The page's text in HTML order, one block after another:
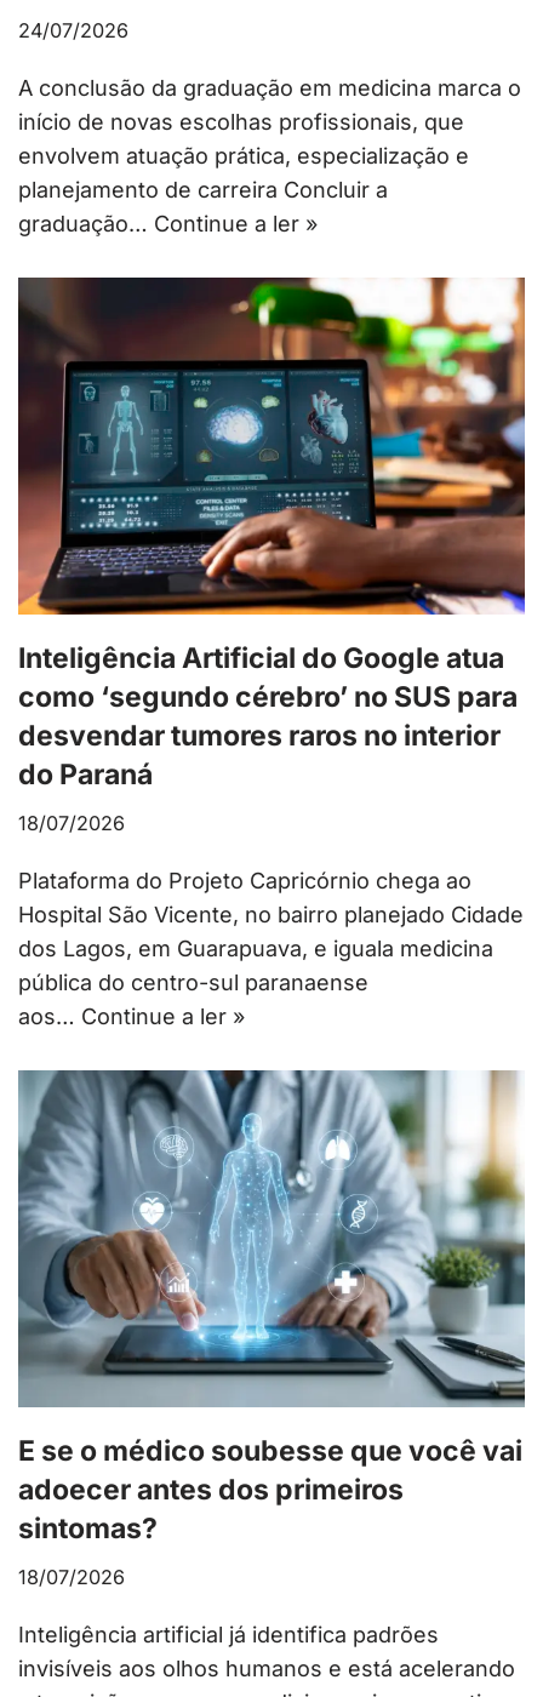
24/07/2026
A conclusão da graduação em medicina marca o
início de novas escolhas profissionais, que
envolvem atuação prática, especialização e
planejamento de carreira Concluir a
graduação… Continue a ler »
Inteligência Artificial do Google atua
como ‘segundo cérebro’ no SUS para
desvendar tumores raros no interior
do Paraná
18/07/2026
Plataforma do Projeto Capricórnio chega ao
Hospital São Vicente, no bairro planejado Cidade
dos Lagos, em Guarapuava, e iguala medicina
pública do centro-sul paranaense
aos… Continue a ler »
E se o médico soubesse que você vai
adoecer antes dos primeiros
sintomas?
18/07/2026
Inteligência artificial já identifica padrões
invisíveis aos olhos humanos e está acelerando